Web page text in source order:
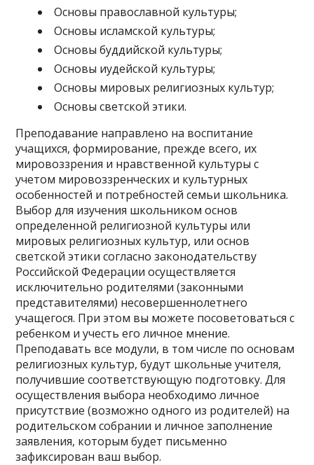
Основы православной культуры;
Основы исламской культуры;
Основы буддийской культуры;
Основы иудейской культуры;
Основы мировых религиозных культур;
Основы светской этики.
Преподавание направлено на воспитание
учащихся, формирование, прежде всего, их
мировоззрения и нравственной культуры с
учетом мировоззренческих и культурных
особенностей и потребностей семьи школьника.
Выбор для изучения школьником основ
определенной религиозной культуры или
мировых религиозных культур, или основ
светской этики согласно законодательству
Российской Федерации осуществляется
исключительно родителями (законными
представителями) несовершеннолетнего
учащегося. При этом вы можете посоветоваться с
ребенком и учесть его личное мнение.
Преподавать все модули, в том числе по основам
религиозных культур, будут школьные учителя,
получившие соответствующую подготовку. Для
осуществления выбора необходимо личное
присутствие (возможно одного из родителей) на
родительском собрании и личное заполнение
заявления, которым будет письменно
зафиксирован ваш выбор.